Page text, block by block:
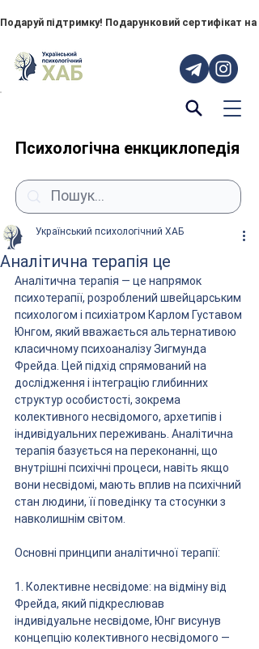
Подаруй підтримку! Подарунковий сертифікат
Психологічна енкциклопедія
Аналітична терапія це
Український психологічний ХАБ
Аналітична терапія — це напрямок
психотерапії, розроблений швейцарським
психологом і психіатром Карлом Густавом
Юнгом, який вважається альтернативою
класичному психоаналізу Зигмунда
Фрейда. Цей підхід спрямований на
дослідження і інтеграцію глибинних
структур особистості, зокрема
колективного несвідомого, архетипів і
індивідуальних переживань. Аналітична
терапія базується на переконанні, що
внутрішні психічні процеси, навіть якщо
вони несвідомі, мають вплив на психічний
стан людини, її поведінку та стосунки з
навколишнім світом.
Основні принципи аналітичної терапії:
1. Колективне несвідоме: на відміну від
Фрейда, який підкреслював
індивідуальне несвідоме, Юнг висунув
концепцію колективного несвідомого —